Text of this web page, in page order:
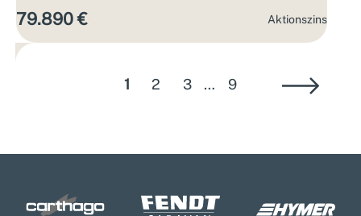
79.890 € Aktions­zins
1 2 3 … 9